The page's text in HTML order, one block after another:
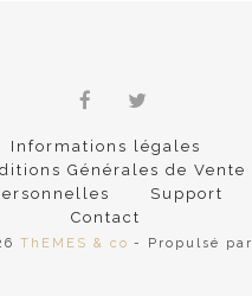
Informations légales
Générales de Vente
Support
Contact
ThEMES & co - Propulsé par